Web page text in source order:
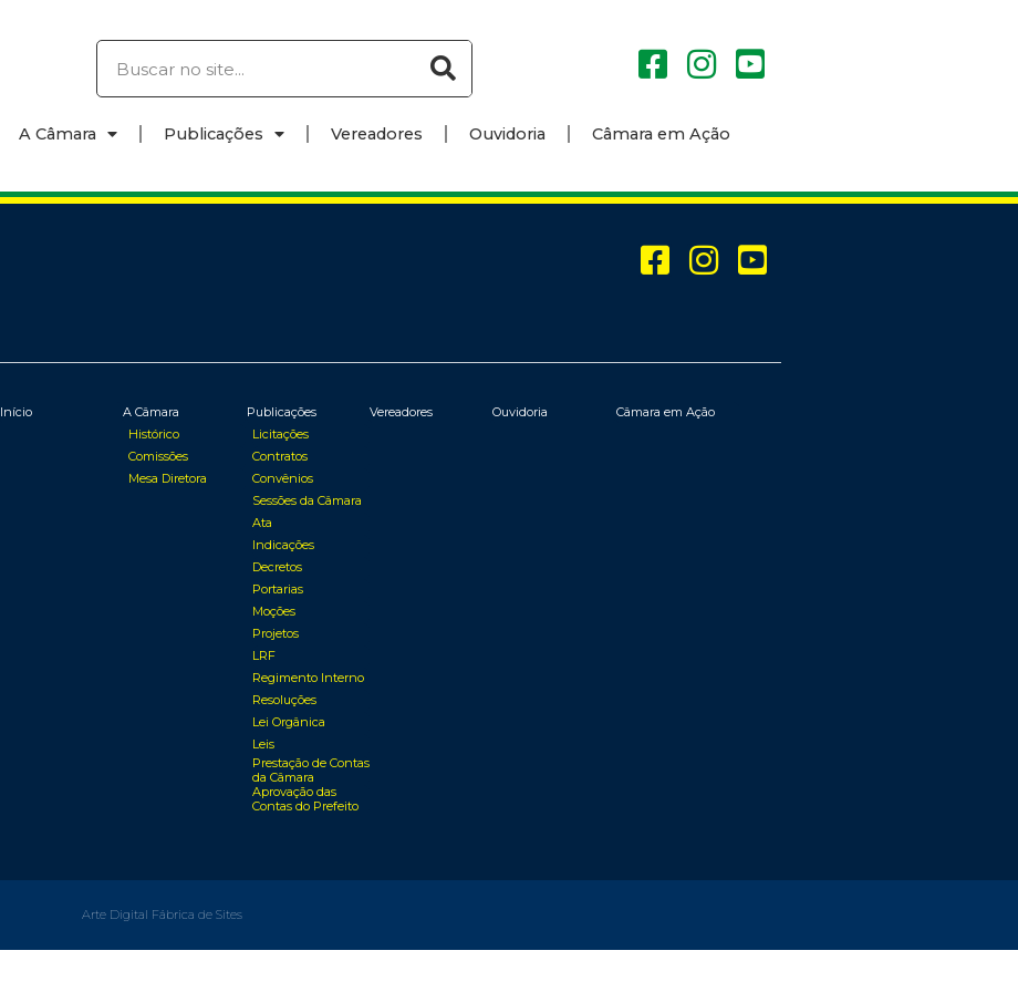
A Câmara Publicações Vereadores Ouvidoria Câmara em Ação
Início
A Câmara
Histórico
Comissões
Mesa Diretora
Publicações
Licitações
Contratos
Convênios
Sessões da Câmara
Ata
Indicações
Decretos
Portarias
Moções
Projetos
LRF
Regimento Interno
Resoluções
Lei Orgânica
Leis
Prestação de Contas
da Câmara
Aprovação das
Contas do Prefeito
Vereadores Ouvidoria Câmara em Ação
Arte Digital Fábrica de Sites